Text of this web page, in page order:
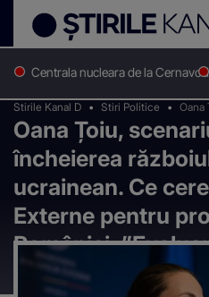
Centrala nucleara de la
Stirile Kanal D Stiri Politice
Oana
cere
care
Oana Țoiu,
încheierea
ucrainean. Ce
Externe pentru
României:
pot să vină”